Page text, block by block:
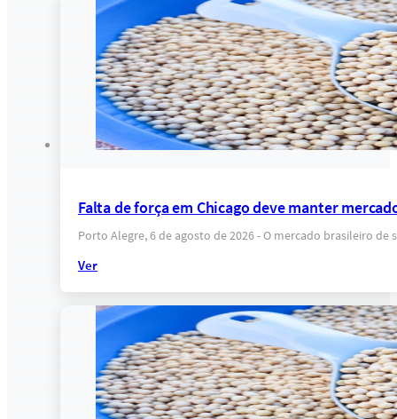
Falta de força em Chicago deve manter
Porto Alegre, 6 de agosto de 2026 - O mercado brasileiro
Ver